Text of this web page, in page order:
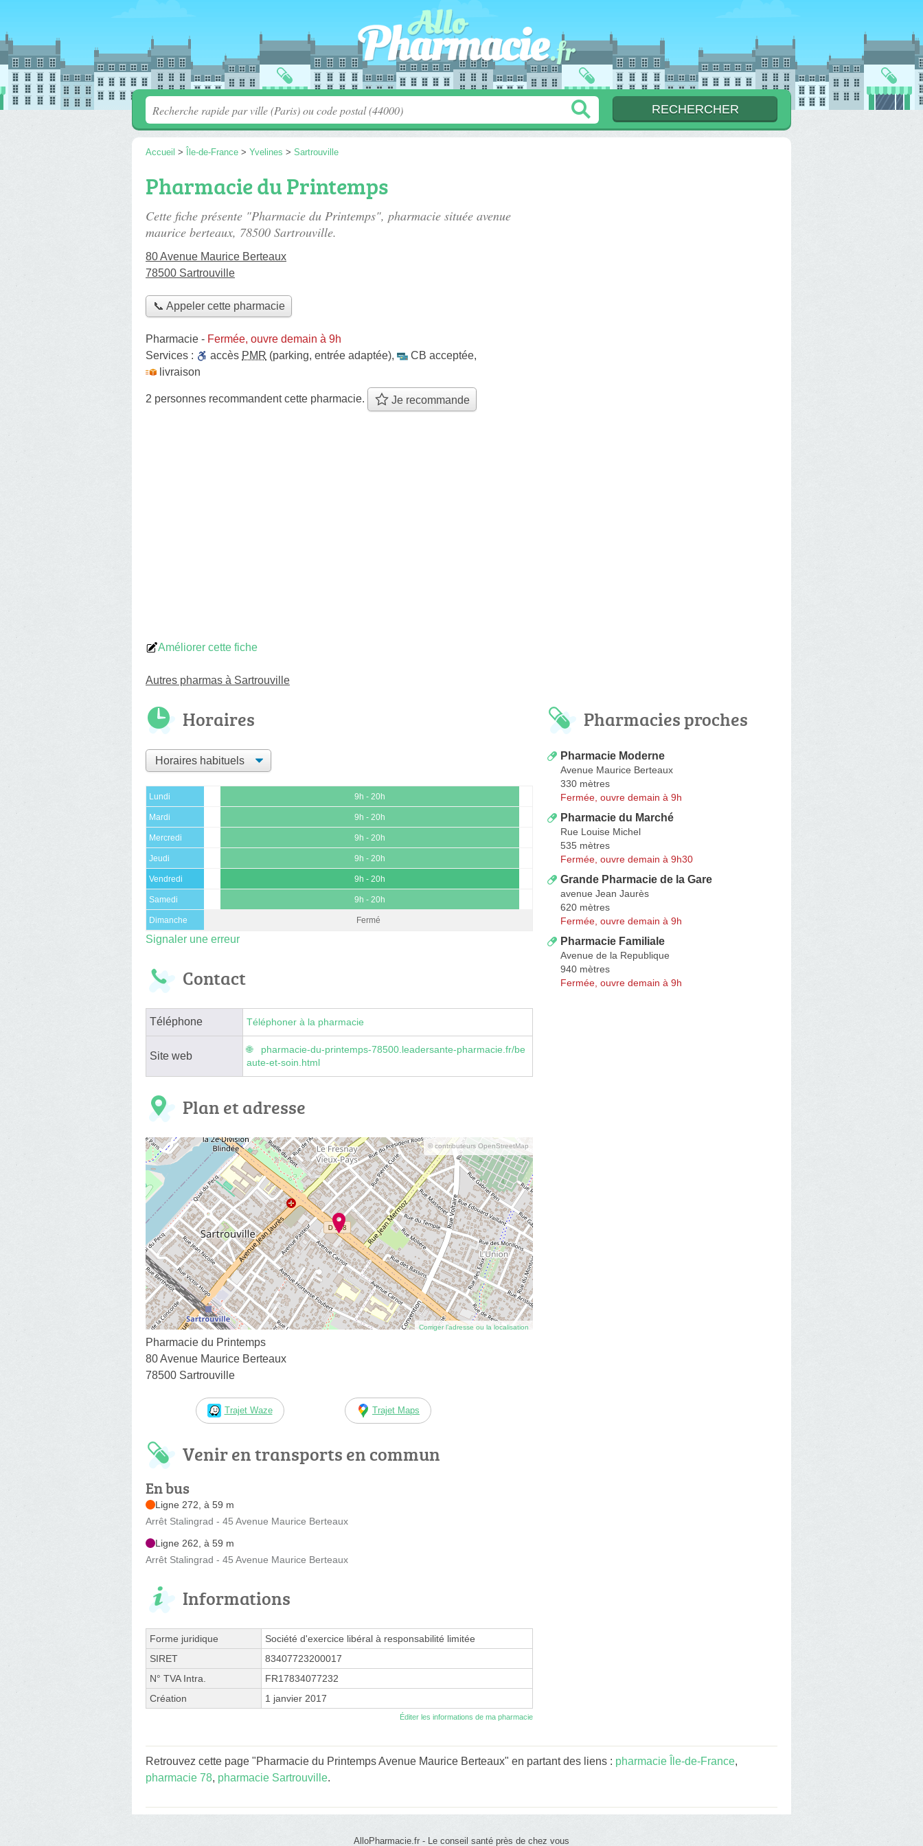
Accueil > Île-de-France > Yvelines > Sartrouville
Pharmacie du Printemps
Cette fiche présente "Pharmacie du Printemps", pharmacie située avenue
maurice berteaux, 78500 Sartrouville.
80 Avenue Maurice Berteaux
78500 Sartrouville
📞 Appeler cette pharmacie
Pharmacie - Fermée, ouvre demain à 9h
Services :
accès PMR (parking, entrée adaptée), CB acceptée,
livraison
2 personnes recommandentcette pharmacie. Je recommande
Améliorer cette fiche
Autres pharmas à Sartrouville
Horaires
Lundi 9h - 20h
Mardi 9h - 20h
Mercredi 9h - 20h
Jeudi 9h - 20h
Vendredi 9h - 20h
Samedi 9h - 20h
Dimanche Fermé
Signaler une erreur
Contact
Téléphone Téléphoner à la pharmacie
Site web
pharmacie-du-printemps-78500.leadersante-pharmacie.fr/be
aute-et-soin.html
Plan et adresse
© contributeurs OpenStreetMap
Corriger l’adresse ou la localisation
Pharmacie du Printemps
80 Avenue Maurice Berteaux
78500 Sartrouville
Trajet Waze Trajet Maps
Venir en transports en commun
En bus
Ligne 272, à 59 m
Arrêt Stalingrad - 45 Avenue Maurice Berteaux
Ligne 262, à 59 m
Arrêt Stalingrad - 45 Avenue Maurice Berteaux
Informations
Forme juridique
Société d'exercice libéral à responsabilité limitée
SIRET
83407723200017
N° TVA Intra.
FR17834077232
Création
1 janvier 2017
Éditer les informations de ma pharmacie
Pharmacies proches
Pharmacie Moderne
Avenue Maurice Berteaux
330 mètres
Fermée, ouvre demain à 9h
Pharmacie du Marché
Rue Louise Michel
535 mètres
Fermée, ouvre demain à 9h30
Grande Pharmacie de la Gare
avenue Jean Jaurès
620 mètres
Fermée, ouvre demain à 9h
Pharmacie Familiale
Avenue de la Republique
940 mètres
Fermée, ouvre demain à 9h
Retrouvez cette page "Pharmacie du Printemps Avenue Maurice Berteaux" en partant des liens : pharmacie Île-de-France,
pharmacie 78, pharmacie Sartrouville.
AlloPharmacie.fr - Le conseil santé près de chez vous